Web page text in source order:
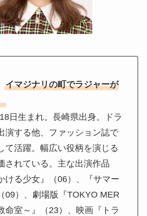
イマジナリの町でラジャーが
日生まれ。長崎県出身。ドラ
演する他、ファッション誌で
て活躍。幅広い役柄を演じる
されている。主な出演作品
ける少女』（06）、『サマー
09）、劇場版『TOKYO MER
命室～』（23）、映画『トラ